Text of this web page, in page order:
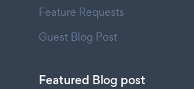
Feature Requests
Guest Blog Post
Featured Blog post